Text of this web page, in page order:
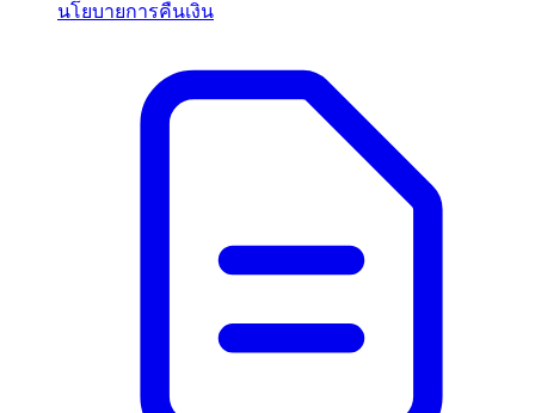
นโยบายการคืนเงิน